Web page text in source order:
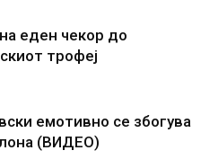
еден чекор до
трофеј
емотивно се збогува
(ВИДЕО)